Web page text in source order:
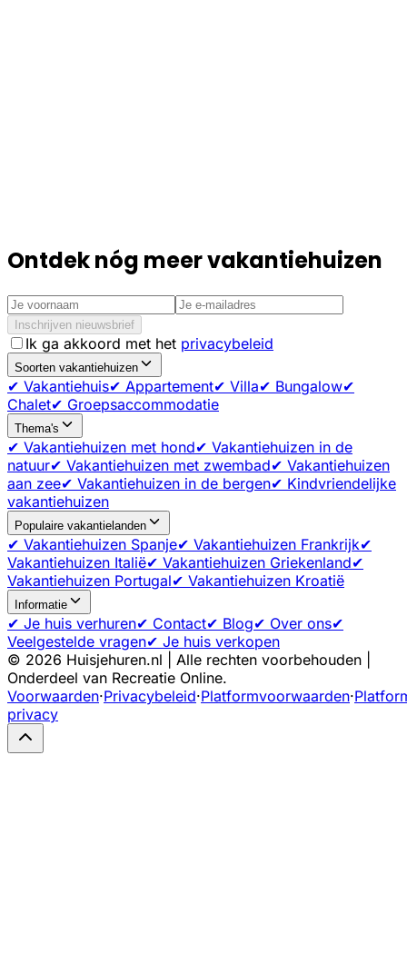
Ontdek nóg meer vakantiehuizen
Inschrijven nieuwsbrief
Ik ga akkoord met het privacybeleid
Soorten vakantiehuizen
✔ Vakantiehuis✔ Appartement✔ Villa✔ Bungalow✔
Chalet✔ Groepsaccommodatie
Thema's
✔ Vakantiehuizen met hond✔ Vakantiehuizen in de
natuur✔ Vakantiehuizen met zwembad✔ Vakantiehuizen
aan zee✔ Vakantiehuizen in de bergen✔ Kindvriendelijke
vakantiehuizen
Populaire vakantielanden
✔ Vakantiehuizen Spanje✔ Vakantiehuizen Frankrijk✔
Vakantiehuizen Italië✔ Vakantiehuizen Griekenland✔
Vakantiehuizen Portugal✔ Vakantiehuizen Kroatië
Informatie
✔ Je huis verhuren✔ Contact✔ Blog✔ Over ons✔
Veelgestelde vragen✔ Je huis verkopen
© 2026 Huisjehuren.nl | Alle rechten voorbehouden |
Onderdeel van Recreatie Online.
Voorwaarden·Privacybeleid·Platformvoorwaarden·
privacy